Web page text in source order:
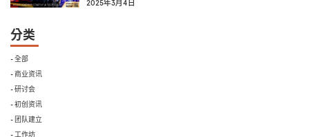
2025年3月4日
分类
- 全部
- 商业资讯
- 研讨会
- 初创资讯
- 团队建立
- 工作坊